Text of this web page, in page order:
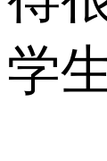
学